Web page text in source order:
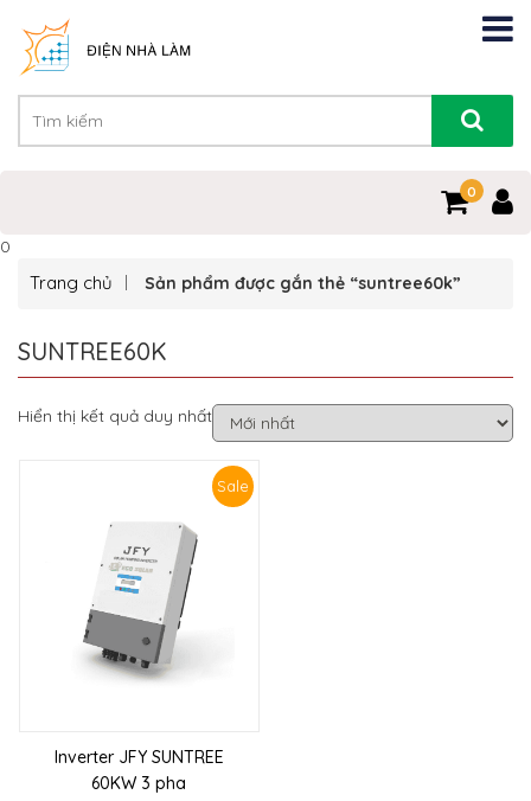
0
0
Trang chủ Sản phẩm được gắn thẻ “suntree60k”
SUNTREE60K
Hiển thị kết quả duy nhất
Sale
Inverter JFY SUNTREE
60KW 3 pha